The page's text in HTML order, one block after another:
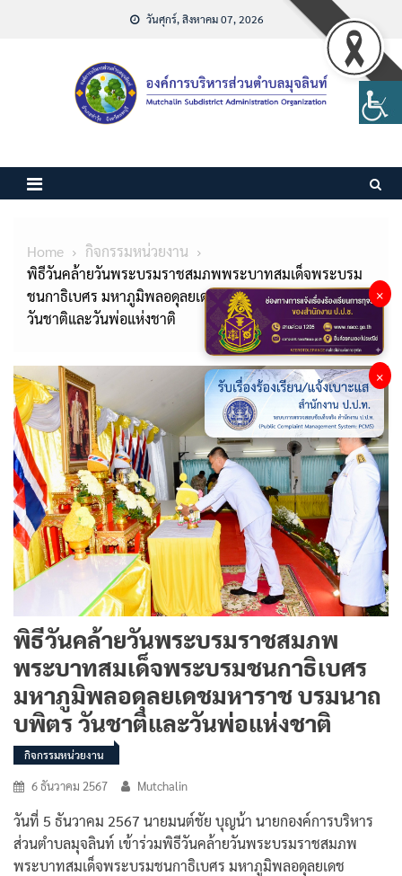
วันศุกร์, สิงหาคม 07, 2026
Home
กิจกรรมหน่วยงาน
พิธีวันคล้ายวันพระบรมราชสมภพพระบาทสมเด็จพระบรม
ชนกาธิเบศร มหาภูมิพลอดุลยเดชมหาราช บรมนาถบพิตร
วันชาติและวันพ่อแห่งชาติ
พิธีวันคล้ายวันพระบรมราชสมภพ
พระบาทสมเด็จพระบรมชนกาธิเบศร
มหาภูมิพลอดุลยเดชมหาราช บรมนาถ
บพิตร วันชาติและวันพ่อแห่งชาติ
กิจกรรมหน่วยงาน
6 ธันวาคม 2567 Mutchalin
วันที่ 5 ธันวาคม 2567 นายมนต์ชัย บุญน้า นายกองค์การบริหาร
ส่วนตำบลมุจลินท์ เข้าร่วมพิธีวันคล้ายวันพระบรมราชสมภพ
พระบาทสมเด็จพระบรมชนกาธิเบศร มหาภูมิพลอดุลยเดช
×
×